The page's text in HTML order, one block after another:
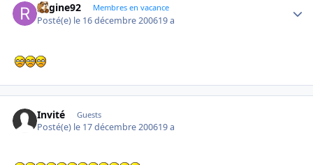
Regine92 Membres en vacance
Posté(e) le 16 décembre 200619 a
Invité Guests
Posté(e) le 17 décembre 200619 a